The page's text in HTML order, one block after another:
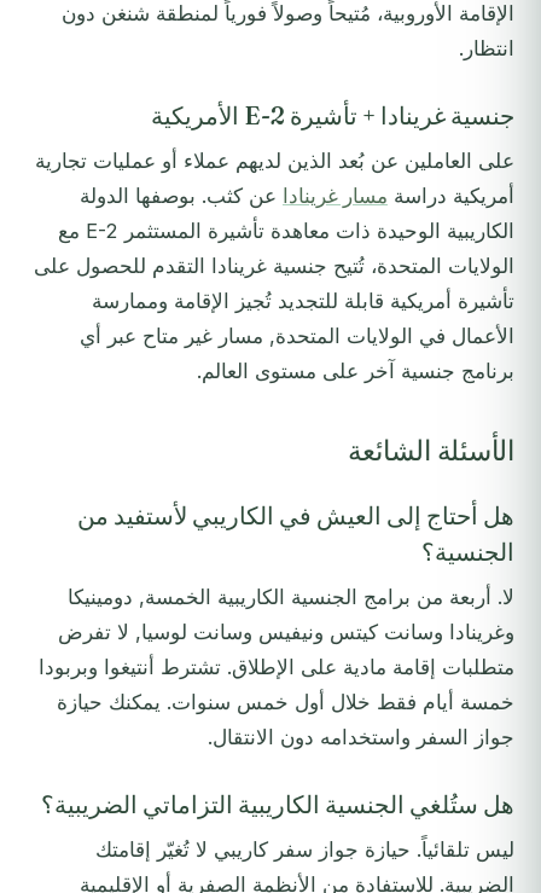
الإقامة الأوروبية، مُتيحاً وصولاً فورياً لمنطقة شنغن دون
انتظار.
جنسية غرينادا + تأشيرة E-2 الأمريكية
على العاملين عن بُعد الذين لديهم عملاء أو عمليات تجارية
أمريكية دراسة مسار غرينادا عن كثب. بوصفها الدولة
الكاريبية الوحيدة ذات معاهدة تأشيرة المستثمر E-2 مع
الولايات المتحدة، تُتيح جنسية غرينادا التقدم للحصول على
تأشيرة أمريكية قابلة للتجديد تُجيز الإقامة وممارسة
الأعمال في الولايات المتحدة, مسار غير متاح عبر أي
برنامج جنسية آخر على مستوى العالم.
الأسئلة الشائعة
هل أحتاج إلى العيش في الكاريبي لأستفيد من
الجنسية؟
لا. أربعة من برامج الجنسية الكاريبية الخمسة, دومينيكا
وغرينادا وسانت كيتس ونيفيس وسانت لوسيا, لا تفرض
متطلبات إقامة مادية على الإطلاق. تشترط أنتيغوا وبربودا
خمسة أيام فقط خلال أول خمس سنوات. يمكنك حيازة
جواز السفر واستخدامه دون الانتقال.
هل ستُلغي الجنسية الكاريبية التزاماتي الضريبية؟
ليس تلقائياً. حيازة جواز سفر كاريبي لا تُغيّر إقامتك
الضريبية. للاستفادة من الأنظمة الصفرية أو الإقليمية